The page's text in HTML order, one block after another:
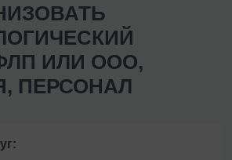
ИЛИ ООО,
ПЕРСОНАЛ